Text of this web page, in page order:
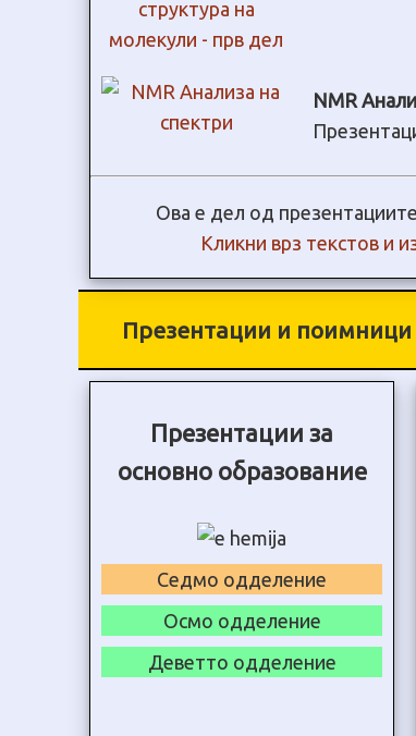
NMR
Ова е дел од
Кликни врз текстов и
Презентации и поимници
Презентации за
основно образование
Седмо одделение
Осмо одделение
Деветто одделение